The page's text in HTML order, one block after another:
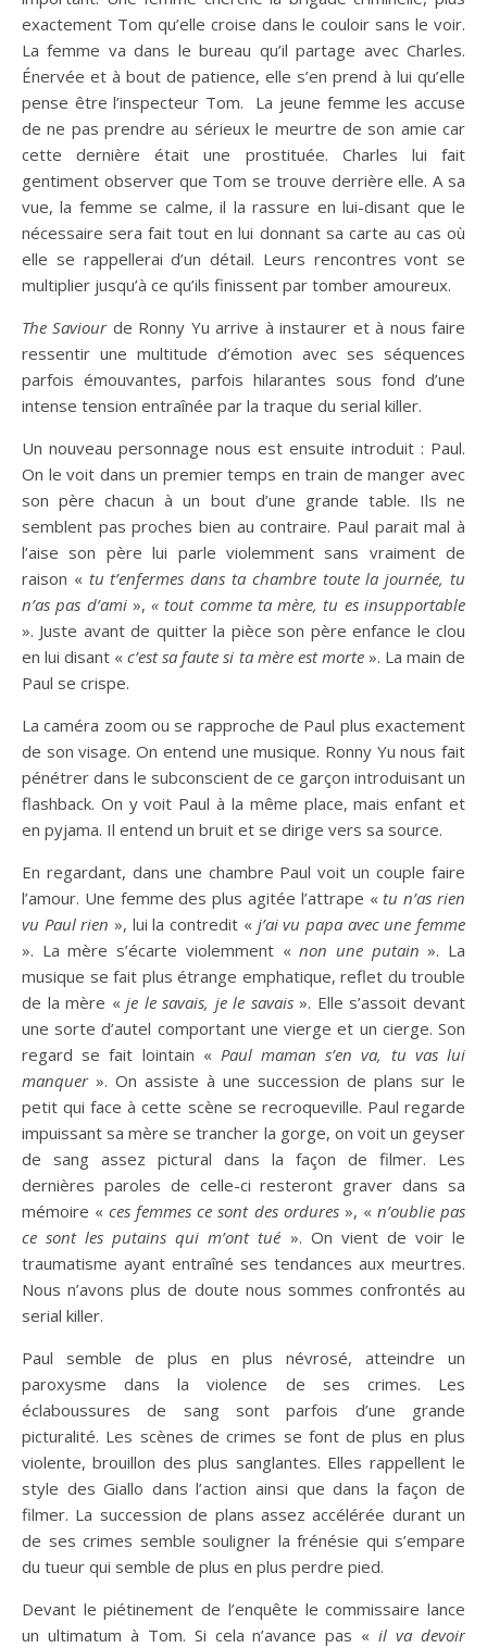
exactement Tom qu’elle croise dans le couloir sans le voir.
La femme va dans le bureau qu’il partage avec Charles.
Énervée et à bout de patience, elle s’en prend à lui qu’elle
pense être l’inspecteur Tom. La jeune femme les accuse
de ne pas prendre au sérieux le meurtre de son amie car
cette dernière était une prostituée. Charles lui fait
gentiment observer que Tom se trouve derrière elle. A sa
vue, la femme se calme, il la rassure en lui-disant que le
nécessaire sera fait tout en lui donnant sa carte au cas où
elle se rappellerai d’un détail. Leurs rencontres vont se
multiplier jusqu’à ce qu’ils finissent par tomber amoureux.
The Saviourde Ronny Yu arrive à instaurer et à nous faire
ressentir une multitude d’émotion avec ses séquences
parfois émouvantes, parfois hilarantes sous fond d’une
intense tension entraînée par la traque du serial killer.
Un nouveau personnage nous est ensuite introduit : Paul.
On le voit dans un premier temps en train de manger avec
son père chacun à un bout d’une grande table. Ils ne
semblent pas proches bien au contraire. Paul parait mal à
l’aise son père lui parle violemment sans vraiment de
raison « tu t’enfermes dans ta chambre toute la journée, tu
n’as pas d’ami »,« tout comme ta mère, tu es insupportable
». Juste avant de quitter la pièce son père enfance le clou
en lui disant «c’est sa faute si ta mère est morte». La main de
Paul se crispe.
La caméra zoom ou se rapproche de Paul plus exactement
de son visage. On entend une musique. Ronny Yu nous fait
pénétrer dans le subconscient de ce garçon introduisant un
flashback. On y voit Paul à la même place, mais enfant et
en pyjama. Il entend un bruit et se dirige vers sa source.
En regardant, dans une chambre Paul voit un couple faire
l’amour. Une femme des plus agitée l’attrape «tu n’as rien
vu Paul rien », lui la contredit « j’ai vu papa avec une femme
». La mère s’écarte violemment «non une putain ». La
musique se fait plus étrange emphatique, reflet du trouble
de la mère «je le savais, je le savais». Elle s’assoit devant
une sorte d’autel comportant une vierge et un cierge. Son
regard se fait lointain « Paul maman s’en va, tu vas lui
manquer». On assiste à une succession de plans sur le
petit qui face à cette scène se recroqueville. Paul regarde
impuissant sa mère se trancher la gorge, on voit un geyser
de sang assez pictural dans la façon de filmer. Les
dernières paroles de celle-ci resteront graver dans sa
mémoire «ces femmes ce sont des ordures», « n’oublie pas
ce sont les putains qui m’ont tué ». On vient de voir le
traumatisme ayant entraîné ses tendances aux meurtres.
Nous n’avons plus de doute nous sommes confrontés au
serial killer.
Paul semble de plus en plus névrosé, atteindre un
paroxysme dans la violence de ses crimes. Les
éclaboussures de sang sont parfois d’une grande
picturalité. Les scènes de crimes se font de plus en plus
violente, brouillon des plus sanglantes. Elles rappellent le
style des Giallo dans l’action ainsi que dans la façon de
filmer. La succession de plans assez accélérée durant un
de ses crimes semble souligner la frénésie qui s’empare
du tueur qui semble de plus en plus perdre pied.
Devant le piétinement de l’enquête le commissaire lance
un ultimatum à Tom. Si cela n’avance pas «il va devoir